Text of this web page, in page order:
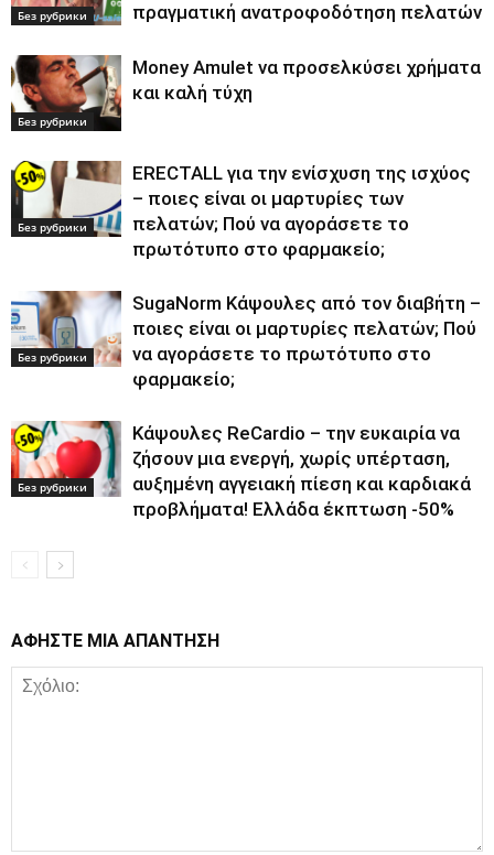
Без рубрики
πραγματική ανατροφοδότηση πελατών
Без рубрики
Money Amulet να προσελκύσει χρήματα
και καλή τύχη
Без рубрики
ERECTALL για την ενίσχυση της ισχύος
– ποιες είναι οι μαρτυρίες των
πελατών; Πού να αγοράσετε το
πρωτότυπο στο φαρμακείο;
Без рубрики
SugaNorm Κάψουλες από τον διαβήτη –
ποιες είναι οι μαρτυρίες πελατών; Πού
να αγοράσετε το πρωτότυπο στο
φαρμακείο;
Без рубрики
Κάψουλες ReCardio – την ευκαιρία να
ζήσουν μια ενεργή, χωρίς υπέρταση,
αυξημένη αγγειακή πίεση και καρδιακά
προβλήματα! Ελλάδα έκπτωση -50%
ΑΦΗΣΤΕ ΜΙΑ ΑΠΑΝΤΗΣΗ